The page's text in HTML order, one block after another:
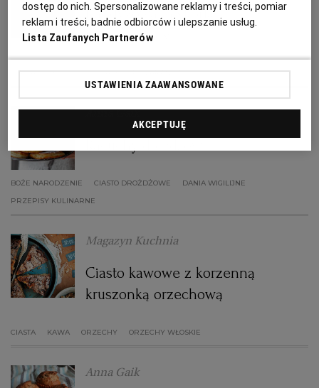
SZCZECIN
TORUŃ
TRÓJMIASTO
ZAKOPANE
ZIELONA GÓRA
Kandyzowana skórka
pomarańczowa
CIASTA DESERY DODATKI POMARAŃCZE
Anna Gaik
BOŻE NARODZENIE CIASTO DROŻDŻOWE
DANIA WIGILIJNE
PRZEPISY KULINARNE
Magazyn Kuchnia
Ciasto kawowe z korzenną
kruszonką orzechową
CIASTA KAWA ORZECHY ORZECHY WŁOSKIE
Anna Gaik
dostęp do nich. Spersonalizowane reklamy i treści, pomiar
reklam i treści, badnie odbiorców i ulepszanie usług.
Lista Zaufanych Partnerów
USTAWIENIA ZAAWANSOWANE
AKCEPTUJĘ